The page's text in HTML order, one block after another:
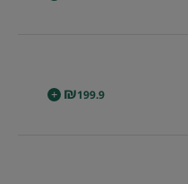
₪199.9
+